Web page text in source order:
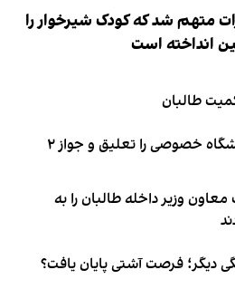
متهم شد که کودک شیرخوار را
انداخته است
طالبان
طالبان فعالیت ۷ دانشگاه خصوصی را تعلیق و جواز ۲
معاون وزیر داخله طالبان را به
دیگر؛ فرصت آشتی پایان یافت؟